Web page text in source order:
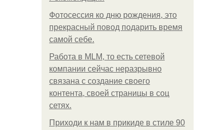
Фотосессия ко дню рождения, это
прекрасный повод подарить время
самой себе.
Работа в MLM, то есть сетевой
компании сейчас неразрывно
связана с создание своего
контента, своей страницы в соц
сетях.
Приходи к нам в прикиде в стиле 90